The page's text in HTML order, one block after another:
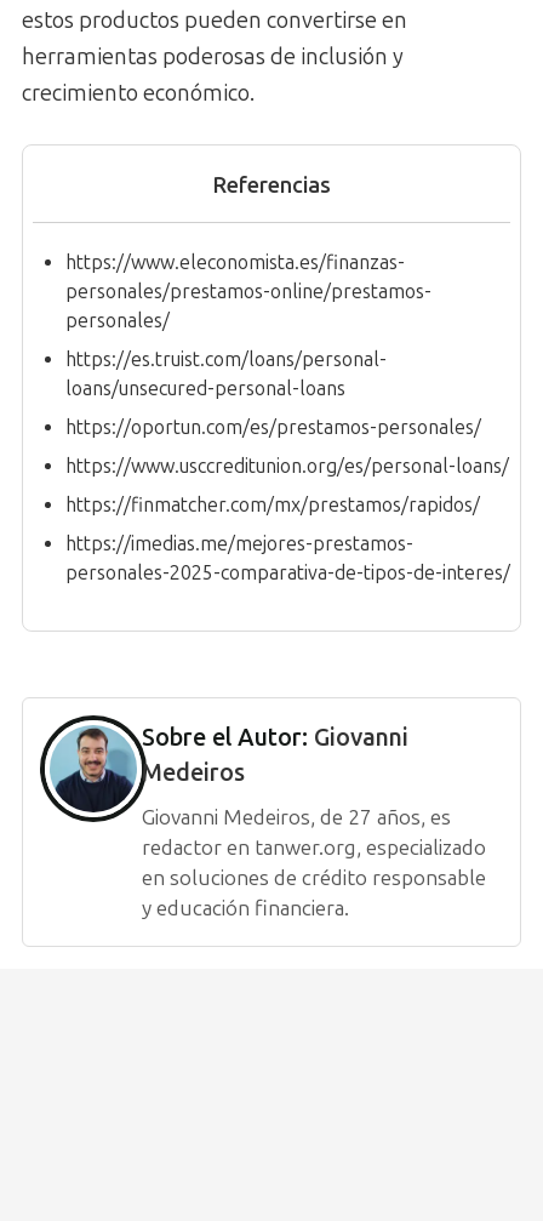
estos productos pueden convertirse en
herramientas poderosas de inclusión y
crecimiento económico.
Referencias
https://www.eleconomista.es/finanzas-
personales/prestamos-online/prestamos-
personales/
https://es.truist.com/loans/personal-
loans/unsecured-personal-loans
https://oportun.com/es/prestamos-personales/
https://www.usccreditunion.org/es/personal-loans/
https://finmatcher.com/mx/prestamos/rapidos/
https://imedias.me/mejores-prestamos-
personales-2025-comparativa-de-tipos-de-interes/
Sobre el Autor: Giovanni
Medeiros
Giovanni Medeiros, de 27 años, es
redactor en tanwer.org, especializado
en soluciones de crédito responsable
y educación financiera.